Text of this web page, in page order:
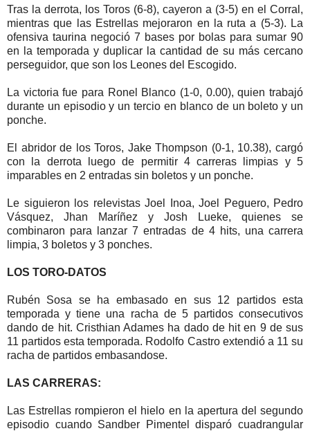
Tras la derrota, los Toros (6-8), cayeron a (3-5) en el Corral,
mientras que las Estrellas mejoraron en la ruta a (5-3). La
ofensiva taurina negoció 7 bases por bolas para sumar 90
en la temporada y duplicar la cantidad de su más cercano
perseguidor, que son los Leones del Escogido.
La victoria fue para Ronel Blanco (1-0, 0.00), quien trabajó
durante un episodio y un tercio en blanco de un boleto y un
ponche.
El abridor de los Toros, Jake Thompson (0-1, 10.38), cargó
con la derrota luego de permitir 4 carreras limpias y 5
imparables en 2 entradas sin boletos y un ponche.
Le siguieron los relevistas Joel Inoa, Joel Peguero, Pedro
Vásquez, Jhan Maríñez y Josh Lueke, quienes se
combinaron para lanzar 7 entradas de 4 hits, una carrera
limpia, 3 boletos y 3 ponches.
LOS TORO-DATOS
Rubén Sosa se ha embasado en sus 12 partidos esta
temporada y tiene una racha de 5 partidos consecutivos
dando de hit. Cristhian Adames ha dado de hit en 9 de sus
11 partidos esta temporada. Rodolfo Castro extendió a 11 su
racha de partidos embasandose.
LAS CARRERAS:
Las Estrellas rompieron el hielo en la apertura del segundo
episodio cuando Sandber Pimentel disparó cuadrangular